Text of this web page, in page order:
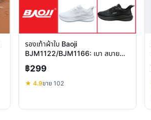
รองเท้าผ้าใบ Baoji
BJM1122/BJM1166: เบา สบาย
สไตล์ทันสมัย สำหรับชาย
฿299
★ 4.9ขาย 102